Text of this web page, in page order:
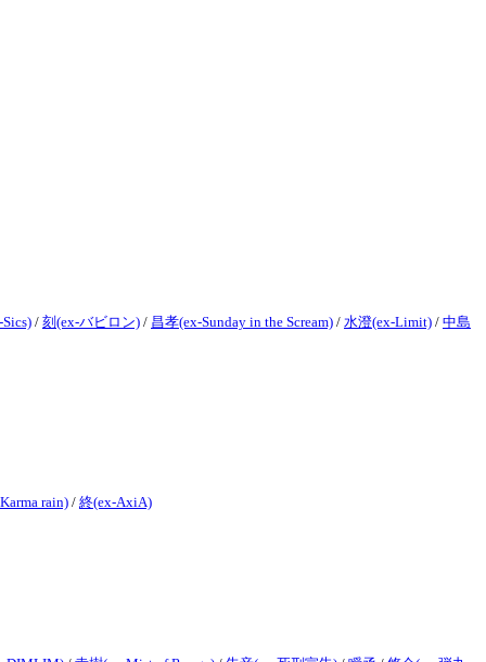
/ 刻(ex-バビロン) / 昌孝(ex-Sunday in the Scream) / 水澄(ex-Limit) / 中島
rain) / 終(ex-AxiA)